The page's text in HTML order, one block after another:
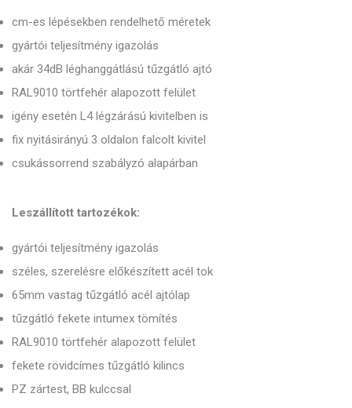
cm-es lépésekben rendelhető méretek
gyártói teljesítmény igazolás
akár 34dB léghanggátlású tűzgátló ajtó
RAL9010 törtfehér alapozott felület
igény esetén L4 légzárású kivitelben is
fix nyitásirányú 3 oldalon falcolt kivitel
csukássorrend szabályzó alapárban
Leszállított tartozékok:
gyártói teljesítmény igazolás
széles, szerelésre előkészített acél tok
65mm vastag tűzgátló acél ajtólap
tűzgátló fekete intumex tömítés
RAL9010 törtfehér alapozott felület
fekete rövidcímes tűzgátló kilincs
PZ zártest, BB kulccsal